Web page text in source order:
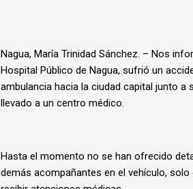
Nagua, María Trinidad Sánchez. – Nos
Hospital Público de Nagua, sufrió un
ambulancia hacia la ciudad capital junto a
llevado a un centro médico.
Hasta el momento no se han ofrecido
demás acompañantes en el vehículo,